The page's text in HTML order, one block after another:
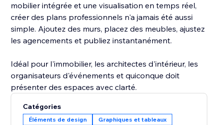
mobilier intégrée et une visualisation en temps réel,
créer des plans professionnels n'a jamais été aussi
simple. Ajoutez des murs, placez des meubles, ajustez
les agencements et publiez instantanément.
Idéal pour l'immobilier, les architectes d'intérieur, les
organisateurs d'événements et quiconque doit
présenter des espaces avec clarté.
Catégories
Éléments de design Graphiques et tableaux